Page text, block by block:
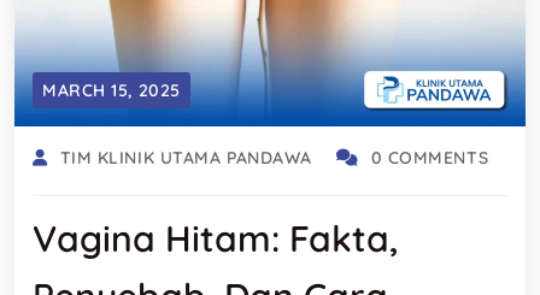
MARCH 15, 2025
TIM KLINIK UTAMA PANDAWA 0 COMMENTS
Vagina Hitam: Fakta,